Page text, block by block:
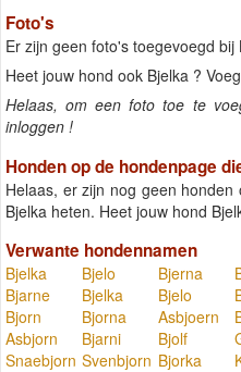
Foto's
Er zijn geen foto's toegevoegd bij
Heet jouw hond ook Bjelka ?
Helaas, om een foto toe te
inloggen !
Honden op de hondenpage
Helaas, er zijn nog geen
Bjelka heten. Heet jouw hond
Verwante hondennamen
Bjelka Bjelo Bjerna
Bjarne
Bjelka Bjelo
Bjorn
Bjorna Asbjoern
Asbjorn
Bjarni Bjolf
Snaebjorn Svenbjorn Bjorka